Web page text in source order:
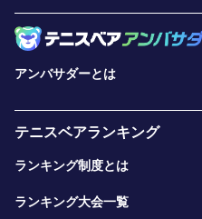
アンバサダーとは
テニスベアランキング
ランキング制度とは
ランキング大会一覧